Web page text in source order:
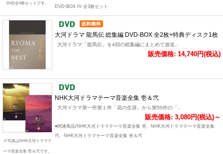
DVD全4巻セットです。
DVD-BOX IV 全3枚セット
大河ドラマ 龍馬伝 総集編 DVD-BOX 全2枚+特典ディスク1枚
大河ドラマ「龍馬伝」を4回の総集編にまとめて放送..
販売価格: 14,740円(税込)
※写真はNHK大河ドラマテ
ーマ音楽全集 壱＆弐です。
NHK大河ドラマテーマ音楽全集 壱＆弐
大河ドラマ第一作第１作「花の生涯」から第50作の「..
販売価格: 3,080円(税込)～
●関連商品/NHK大河ドラマテーマ音楽全集 壱、NHK大河ドラマテーマ音楽全集
弐、NHK大河ドラマテーマ音楽全集 壱＆弐